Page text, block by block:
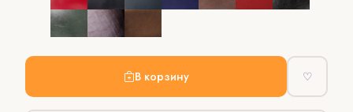
В корзину ♡